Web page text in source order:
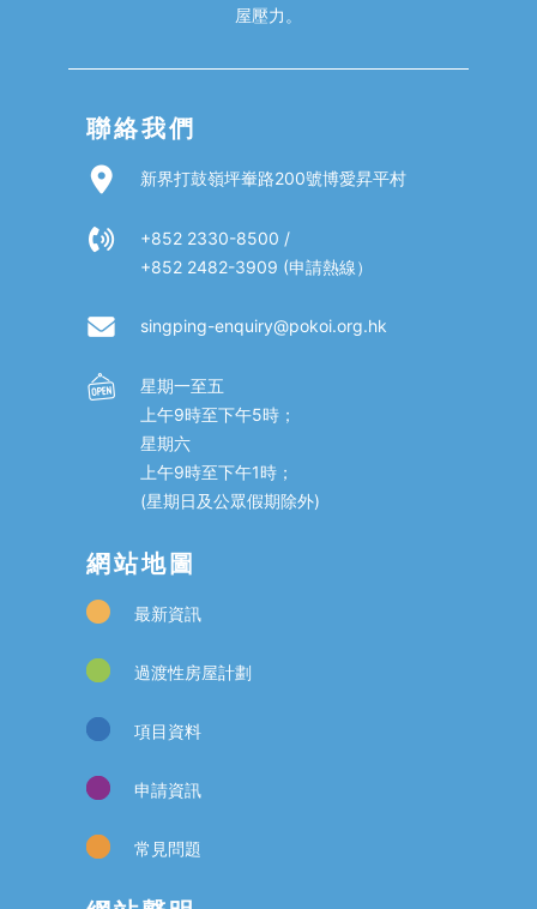
屋壓力。
聯絡我們
新界打鼓嶺坪輋路200號博愛昇平村
+852 2330-8500 /
+852 2482-3909 (申請熱線）
singping-enquiry@pokoi.org.hk
星期一至五
上午9時至下午5時；
星期六
上午9時至下午1時；
(星期日及公眾假期除外)
網站地圖
最新資訊
過渡性房屋計劃
項目資料
申請資訊
常見問題